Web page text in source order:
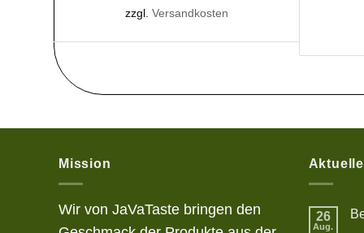
zzgl. Versandkosten
Mission
Wir von JaVaTaste bringen den
26
Aug.